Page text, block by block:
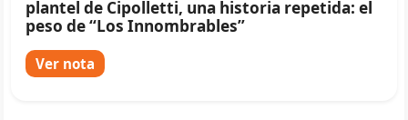
plantel de Cipolletti, una historia repetida: el
peso de “Los Innombrables”
Ver nota